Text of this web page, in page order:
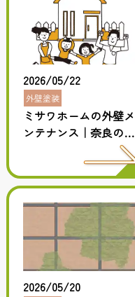
2026/05/22
外壁塗装
ミサワホームの外壁メ
ンテナンス｜奈良の施
2026/05/20